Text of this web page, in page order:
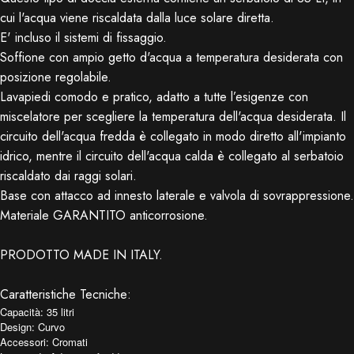
cui l'acqua viene riscaldata dalla luce solare diretta.
E' incluso il sistemi di fissaggio.
Soffione con ampio getto d'acqua a temperatura desiderata con
posizione regolabile.
Lavapiedi comodo e pratico, adatto a tutte l’esigenze con
miscelatore per scegliere la temperatura dell'acqua desiderata. Il
circuito dell'acqua fredda è collegato in modo diretto all'impianto
idrico, mentre il circuito dell'acqua calda è collegato al serbatoio
riscaldato dai raggi solari.
Base con attacco ad innesto laterale e valvola di sovrappressione.
Materiale GARANTITO anticorrosione.
PRODOTTO MADE IN ITALY.
Caratteristiche Tecniche:
Capacità: 35 litri
Design: Curvo
Accessori: Cromati